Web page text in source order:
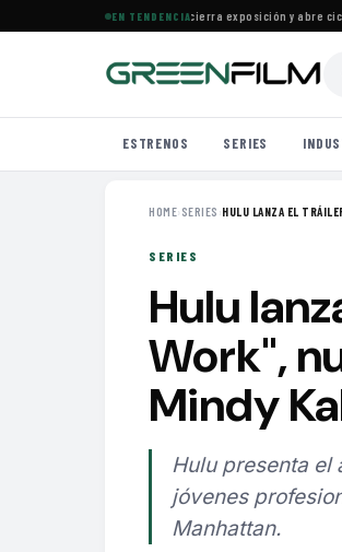
EN TENDENCIA
Cine Francés en Maracaibo cierra exposición y abre ciclo
ESTRENOS SERIES
HOME› SERIES ›HULU LANZA EL
SERIES
Hulu
Work",
Mindy
Hulu presenta el
jóvenes
Manhattan.